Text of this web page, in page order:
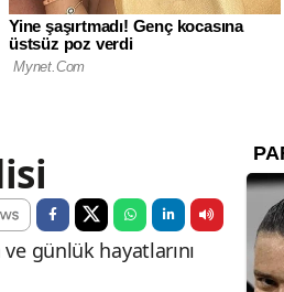
günlük hayatlarını